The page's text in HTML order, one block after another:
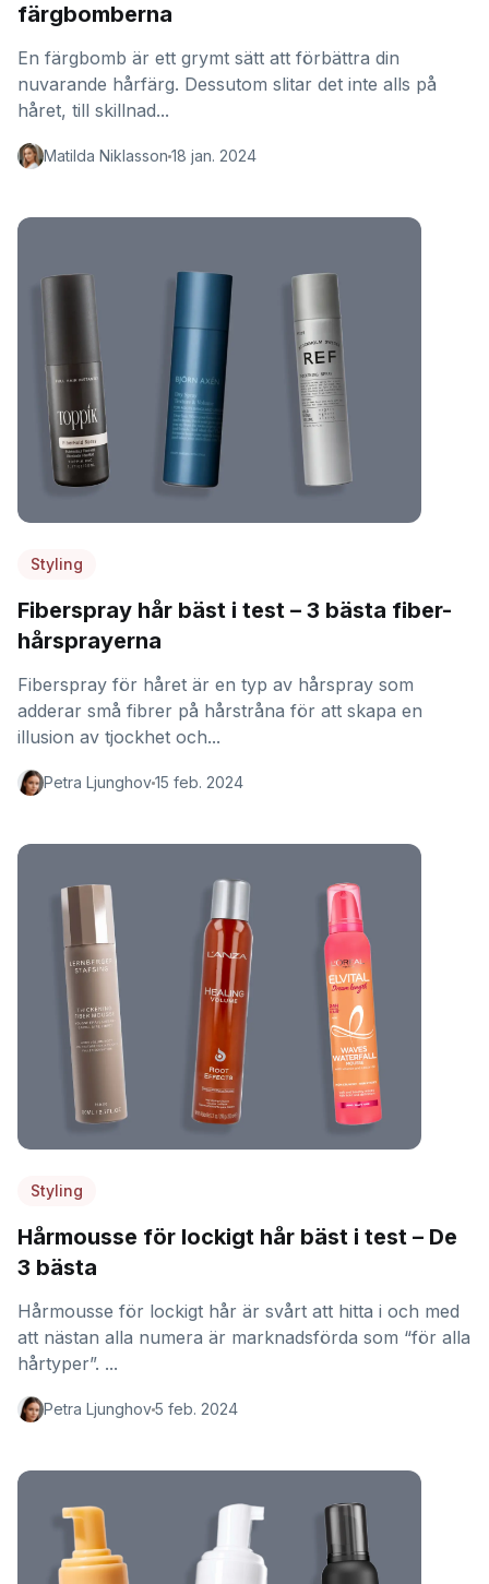
färgbomberna
En färgbomb är ett grymt sätt att förbättra din
nuvarande hårfärg. Dessutom slitar det inte alls på
håret, till skillnad...
Matilda Niklasson 18 jan. 2024
Styling
Fiberspray hår bäst i test – 3 bästa fiber-
hårsprayerna
Fiberspray för håret är en typ av hårspray som
adderar små fibrer på hårstråna för att skapa en
illusion av tjockhet och...
Petra Ljunghov15 feb. 2024
Styling
Hårmousse för lockigt hår bäst i test – De
3 bästa
Hårmousse för lockigt hår är svårt att hitta i och med
att nästan alla numera är marknadsförda som “för alla
hårtyper”. ...
Petra Ljunghov5 feb. 2024